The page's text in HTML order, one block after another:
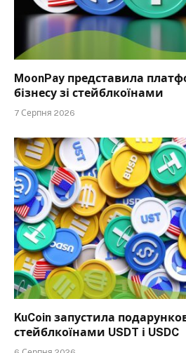
MoonPay представила
бізнесу зі стейблкоїнами
7 Серпня 2026
KuCoin запустила
стейблкоїнами USDT і USDC